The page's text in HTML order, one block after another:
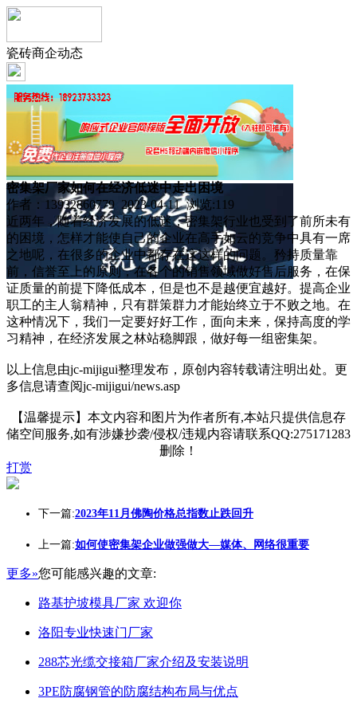
瓷砖商企动态
密集架厂家如何在经济低迷中走出困境
作者：13932860779 2023-04-11 浏览:119
近两年，随着经济发展的低迷，密集架行业也受到了前所未有
的困境，怎样才能使自己的企业在高手如云的竞争中具有一席
之地呢，在很多的企业中都存在这这样的问题。矜持质量靠
前，信誉至上的原则，在各个的销售领域做好售后服务，在保
证质量的前提下降低成本，但是也不是越便宜越好。提高企业
职工的主人翁精神，只有群策群力才能始终立于不败之地。在
这种情况下，我们一定要好好工作，面向未来，保持高度的学
习精神，在经济发展之林站稳脚跟，做好每一组密集架。
以上信息由jc-mijigui整理发布，原创内容转载请注明出处。更
多信息请查阅jc-mijigui/news.asp
【温馨提示】本文内容和图片为作者所有,本站只提供信息存
储空间服务,如有涉嫌抄袭/侵权/违规内容请联系QQ:275171283
删除！
打赏
下一篇:2023年11月佛陶价格总指数止跌回升
上一篇:如何使密集架企业做强做大—媒体、网络很重要
更多»您可能感兴趣的文章:
路基护坡模具厂家 欢迎你
洛阳专业快速门厂家
288芯光缆交接箱厂家介绍及安装说明
3PE防腐钢管的防腐结构布局与优点